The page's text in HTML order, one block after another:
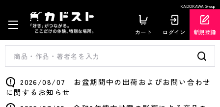
KADOKAWA Group
カート ログイン 新規登録
2026/08/07 お盆期間中の出荷およびお問い合わせ
に関するお知らせ